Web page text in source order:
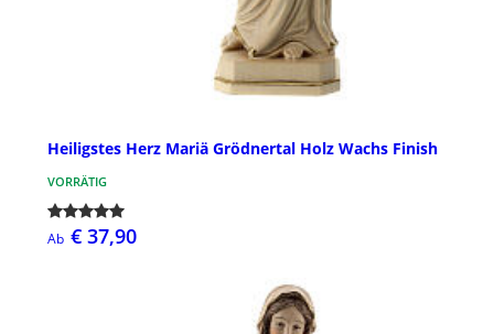
Heiligstes Herz Mariä Grödnertal Holz Wachs Finish
VORRÄTIG
Ab € 37,90